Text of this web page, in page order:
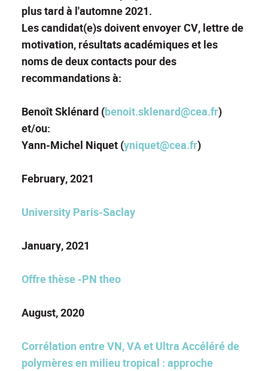
plus tard à l'automne 2021.
Les candidat(e)s doivent envoyer CV, lettre de
motivation, résultats académiques et les
noms de deux contacts pour des
recommandations à:
Benoît Sklénard (benoit.sklenard@cea.fr)
et/ou:
Yann-Michel Niquet (yniquet@cea.fr)
February, 2021
University Paris-Saclay
January, 2021
Offre thèse -PN theo
August, 2020
Corrélation entre VN, VA et Ultra Accéléré de
polymères en milieu tropical : approche